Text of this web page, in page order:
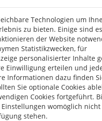
Technologien um
zu bieten. Einige sind
der Website
Statistikzwecken, für
personalisierter Inhalte
Einwilligung erteilen und
Informationen dazu finden
Sie optionale Cookies
Cookies fortgeführt.
womöglich
stehen.